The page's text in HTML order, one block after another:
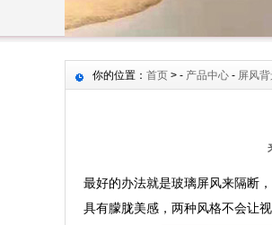
你的位置： 首页 > - 产品中心 - 屏风
最好的办法就是玻璃屏风来隔断
具有朦胧美感，两种风格不会让